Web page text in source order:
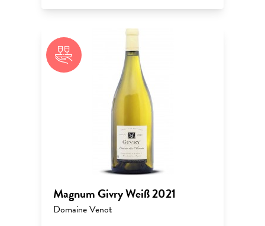
Magnum Givry Weiß 2021
Domaine Venot